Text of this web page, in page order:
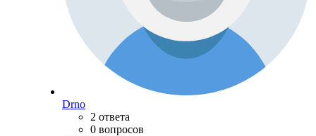
Drno
2 ответа
0 вопросов